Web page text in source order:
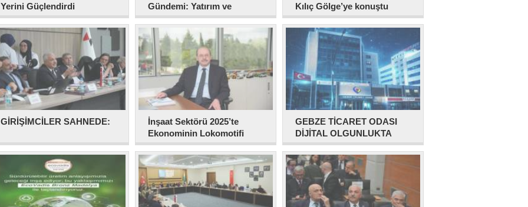
Yerini Güçlendirdi
Gündemi: Yatırım ve
ortaklık fırsatları ele alındı
Kılıç Gölge’ye konuştu
GİRİŞİMCİLER SAHNEDE:
İnşaat Sektörü 2025’te
Ekonominin Lokomotifi
Oldu
GEBZE TİCARET ODASI
DİJİTAL OLGUNLUKTA
DÜNYA ORTALAMASINI
GERİDE BIRAKTI